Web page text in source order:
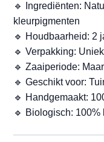
🔹 Ingrediënten:
kleurpigmenten
🔹 Houdbaarheid: 2
🔹 Verpakking:
🔹 Zaaiperiode:
🔹 Geschikt voor:
🔹 Handgemaakt:
🔹 Biologisch: